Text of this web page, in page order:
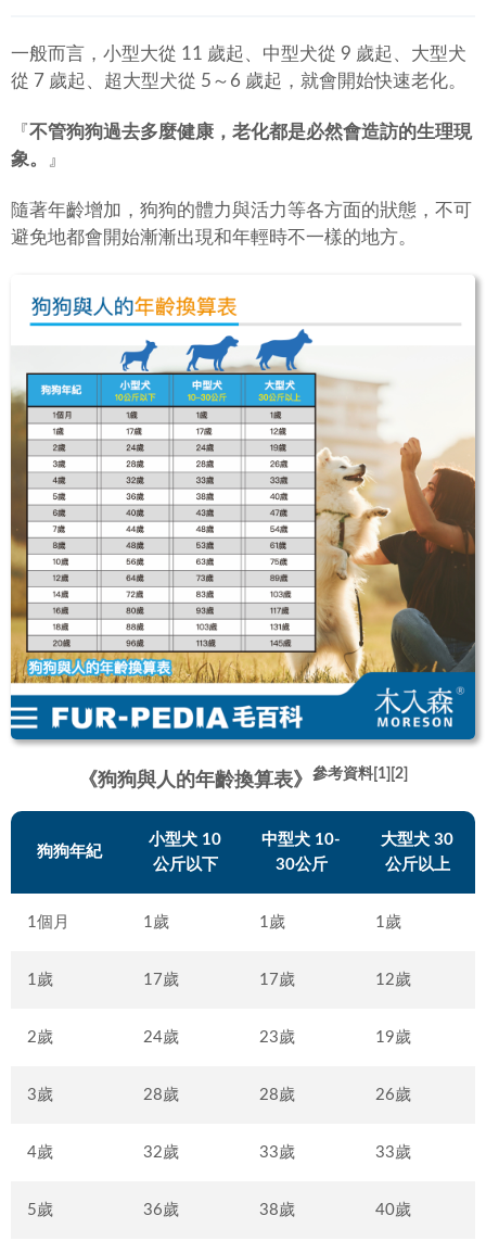
一般而言，小型大從 11 歲起、中型犬從 9 歲起、大型犬
從 7 歲起、超大型犬從 5～6 歲起，就會開始快速老化。
『 不管狗狗過去多麼健康，老化都是必然會造訪的生理現
象。
』
隨著年齡增加，狗狗的體力與活力等各方面的狀態，不可
避免地都會開始漸漸出現和年輕時不一樣的地方。
《狗狗與人的年齡換算表》 參考資料[1][2]
狗狗年紀
小型犬 10
公斤以下
中型犬 10-
30公斤
大型犬 30
公斤以上
1個月 1歲 1歲 1歲
1歲 17歲 17歲 12歲
2歲 24歲 23歲 19歲
3歲 28歲 28歲 26歲
4歲 32歲 33歲 33歲
5歲 36歲 38歲 40歲